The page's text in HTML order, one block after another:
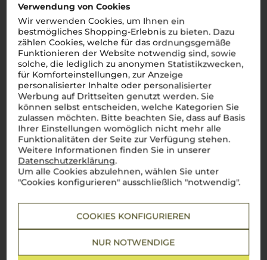
Verwendung von Cookies
Wir verwenden Cookies, um Ihnen ein
bestmögliches Shopping-Erlebnis zu bieten. Dazu
zählen Cookies, welche für das ordnungsgemäße
Funktionieren der Website notwendig sind, sowie
solche, die lediglich zu anonymen Statistikzwecken,
für Komforteinstellungen, zur Anzeige
personalisierter Inhalte oder personalisierter
Werbung auf Drittseiten genutzt werden. Sie
können selbst entscheiden, welche Kategorien Sie
zulassen möchten. Bitte beachten Sie, dass auf Basis
Ihrer Einstellungen womöglich nicht mehr alle
Funktionalitäten der Seite zur Verfügung stehen.
Weitere Informationen finden Sie in unserer
Datenschutzerklärung.
Um alle Cookies abzulehnen, wählen Sie unter
"Cookies konfigurieren" ausschließlich "notwendig".
COOKIES KONFIGURIEREN
NUR NOTWENDIGE
den imposanten Dolomiten bis zur sonnigen Adriaküste zeigt
Venetien, wie perfekt italienische Lebensfreude im Glas
eingefangen wird. Ein prickelnderProsecco?
Aperitivo, um das Leben zu feiern. Ein vollmundigerAmarone
della Valpolicella? Die ideale Begleitung zu einem herzhaften
Brasatooder reifen Käse. Aber auch elegante Weißweine wie
der Lugana verzaubern, besonders in Kombination mit
frischen Meeresfrüchten. Die Weine ausVenetien
die Region selbst: facettenreich, charmant und voller
Charakter.Cin cinauf dieses Weinparadies!
Mehr Weine aus Venetien